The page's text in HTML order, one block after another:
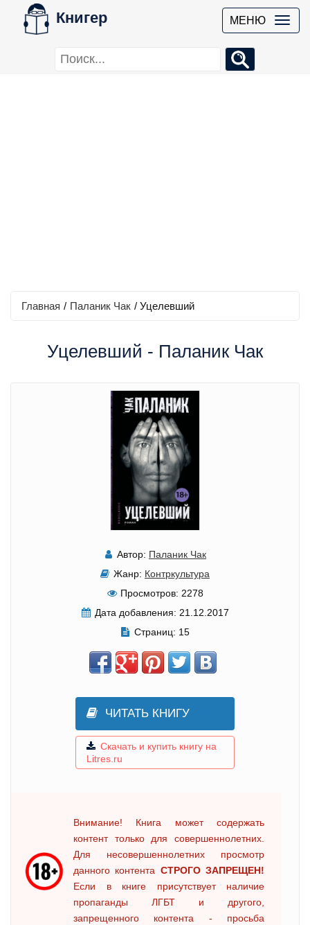
Книгер МЕНЮ
Главная / Паланик Чак / Уцелевший
Уцелевший - Паланик Чак
Автор: Паланик Чак
Жанр: Контркультура
Просмотров: 2278
Дата добавления: 21.12.2017
Страниц: 15
ЧИТАТЬ КНИГУ
Скачать и купить книгу на
Litres.ru
Внимание! Книга может содержать
контент только для совершеннолетних.
Для несовершеннолетних просмотр
данного контента СТРОГО ЗАПРЕЩЕН!
Если в книге присутствует наличие
пропаганды ЛГБТ и другого,
запрещенного контента - просьба